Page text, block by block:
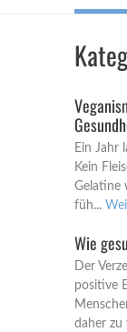
Ein Jahr
Kein
Gelatine
füh...
Wie
Der
positive
daher zu